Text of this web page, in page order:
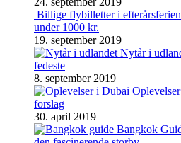
Billige flybilletter i
under 1000 kr.
19. september 2019
Nytår i
fedeste
8. september 2019
forslag
30. april 2019
Bangkok